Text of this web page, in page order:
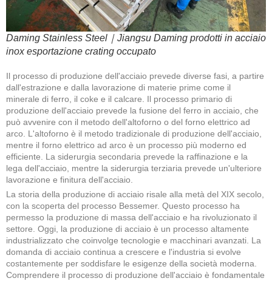
Daming Stainless Steel｜Jiangsu Daming prodotti in acciaio
inox esportazione crating occupato
Il processo di produzione dell'acciaio prevede diverse fasi, a partire
dall'estrazione e dalla lavorazione di materie prime come il
minerale di ferro, il coke e il calcare. Il processo primario di
produzione dell'acciaio prevede la fusione del ferro in acciaio, che
può avvenire con il metodo dell'altoforno o del forno elettrico ad
arco. L'altoforno è il metodo tradizionale di produzione dell'acciaio,
mentre il forno elettrico ad arco è un processo più moderno ed
efficiente. La siderurgia secondaria prevede la raffinazione e la
lega dell'acciaio, mentre la siderurgia terziaria prevede un'ulteriore
lavorazione e finitura dell'acciaio.
La storia della produzione di acciaio risale alla metà del XIX secolo,
con la scoperta del processo Bessemer. Questo processo ha
permesso la produzione di massa dell'acciaio e ha rivoluzionato il
settore. Oggi, la produzione di acciaio è un processo altamente
industrializzato che coinvolge tecnologie e macchinari avanzati. La
domanda di acciaio continua a crescere e l'industria si evolve
costantemente per soddisfare le esigenze della società moderna.
Comprendere il processo di produzione dell'acciaio è fondamentale